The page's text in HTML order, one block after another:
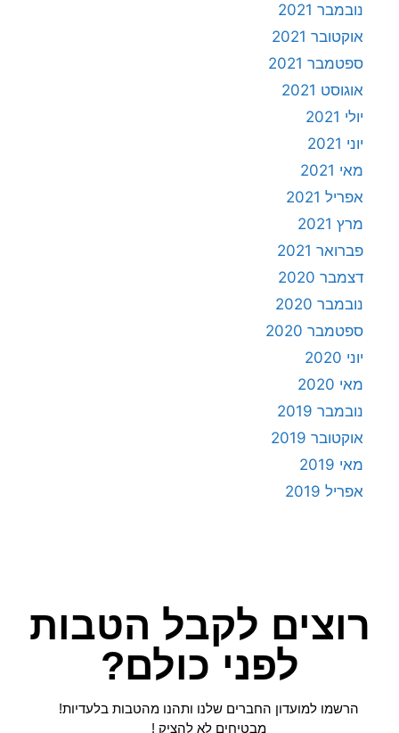
נובמבר 2021
אוקטובר 2021
ספטמבר 2021
אוגוסט 2021
יולי 2021
יוני 2021
מאי 2021
אפריל 2021
מרץ 2021
פברואר 2021
דצמבר 2020
נובמבר 2020
ספטמבר 2020
יוני 2020
מאי 2020
נובמבר 2019
אוקטובר 2019
מאי 2019
אפריל 2019
רוצים לקבל הטבות
לפני כולם?
הרשמו למועדון החברים שלנו ותהנו מהטבות בלעדיות!
מבטיחים לא להציק !